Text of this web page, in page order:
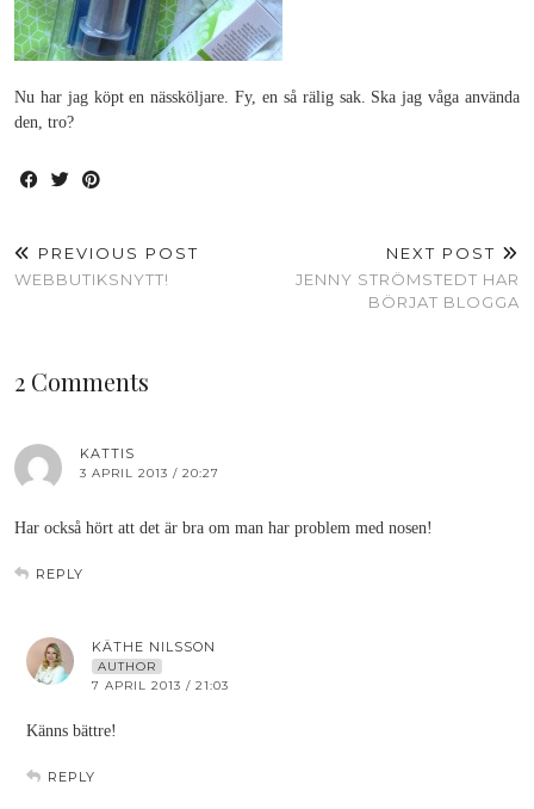
Nu har jag köpt en nässköljare. Fy, en så rälig sak. Ska jag våga använda
den, tro?
PREVIOUS POST
WEBBUTIKSNYTT!
NEXT POST
JENNY STRÖMSTEDT HAR
BÖRJAT BLOGGA
2 Comments
KATTIS
3 APRIL 2013 / 20:27
Har också hört att det är bra om man har problem med nosen!
REPLY
KÄTHE NILSSON
AUTHOR
7 APRIL 2013 / 21:03
Känns bättre!
REPLY